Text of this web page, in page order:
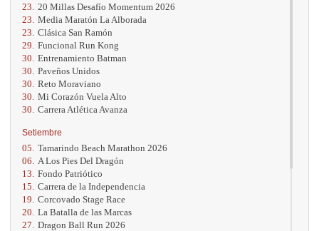
23. 20 Millas Desafío Momentum 2026
23. Media Maratón La Alborada
23. Clásica San Ramón
29. Funcional Run Kong
30. Entrenamiento Batman
30. Paveños Unidos
30. Reto Moraviano
30. Mi Corazón Vuela Alto
30. Carrera Atlética Avanza
Setiembre
05. Tamarindo Beach Marathon 2026
06.
A Los Pies Del Dragón
13. Fondo Patriótico
15. Carrera de la Independencia
19. Corcovado Stage Race
20. La Batalla de las Marcas
27. Dragon Ball Run 2026